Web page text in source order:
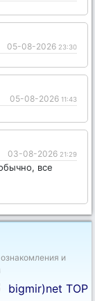
05-08-2026 23:30
05-08-2026 11:43
03-08-2026 21:29
все
и